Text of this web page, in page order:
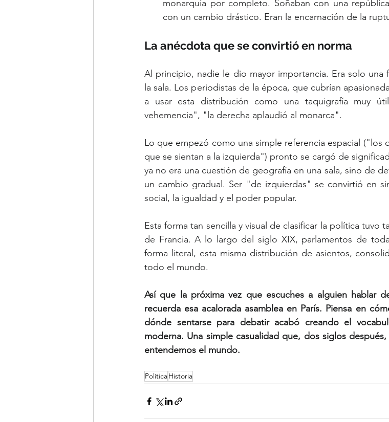
monarquía por completo. Soñaban con una
con un cambio drástico. Eran la encarnación de la
La anécdota que se convirtió en norma
Al principio, nadie le dio mayor importancia. Era solo una
la sala. Los periodistas de la época, que cubrían
a usar esta distribución como una taquigrafía muy
vehemencia", "la derecha aplaudió al monarca".
Lo que empezó como una simple referencia espacial ("los
que se sientan a la izquierda") pronto se cargó de
ya no era una cuestión de geografía en una sala, sino de
un cambio gradual. Ser "de izquierdas" se convirtió en
social, la igualdad y el poder popular.
Esta forma tan sencilla y visual de clasificar la política tuvo
de Francia. A lo largo del siglo XIX, parlamentos de
forma literal, esta misma distribución de asientos,
todo el mundo.
Así que la próxima vez que escuches a alguien hablar
recuerda esa acalorada asamblea en París. Piensa en
dónde sentarse para debatir acabó creando el
moderna. Una simple casualidad que, dos siglos
entendemos el mundo.
PolíticaHistoria